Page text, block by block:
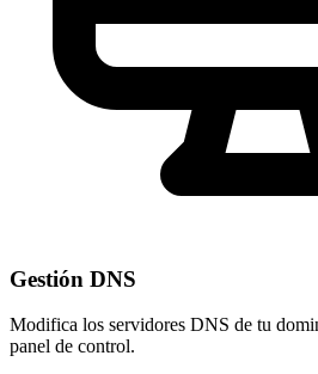
Gestión DNS
Modifica los servidores DNS de tu
panel de control.